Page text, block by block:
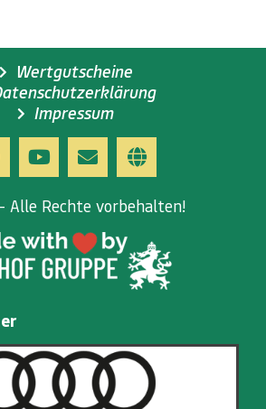
Wertgutscheine
Impressum
Alle Rechte vorbehalten!